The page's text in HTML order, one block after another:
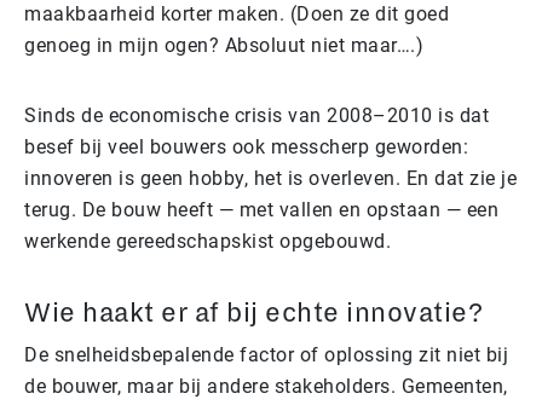
maakbaarheid korter maken. (Doen ze dit goed
genoeg in mijn ogen? Absoluut niet maar….)
Sinds de economische crisis van 2008–2010 is dat
besef bij veel bouwers ook messcherp geworden:
innoveren is geen hobby, het is overleven. En dat zie je
terug. De bouw heeft — met vallen en opstaan — een
werkende gereedschapskist opgebouwd.
Wie haakt er af bij echte innovatie?
De snelheidsbepalende factor of oplossing zit niet bij
de bouwer, maar bij andere stakeholders. Gemeenten,